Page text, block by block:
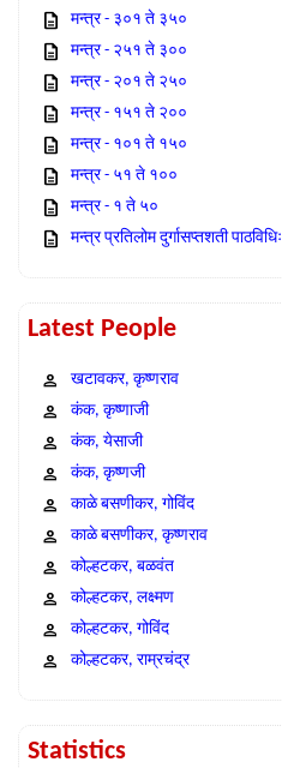
मन्त्र - ३०१ ते ३५०
मन्त्र - २५१ ते ३००
मन्त्र - २०१ ते २५०
मन्त्र - १५१ ते २००
मन्त्र - १०१ ते १५०
मन्त्र - ५१ ते १००
मन्त्र - १ ते ५०
मन्त्र प्रतिलोम दुर्गासप्तशती पाठविधिः
Latest People
खटावकर, कृष्णराव
कंक, कृष्णाजी
कंक, येसाजी
कंक, कृष्णजी
काळे बसणीकर, गोविंद
काळे बसणीकर, कृष्णराव
कोल्हटकर, बळवंत
कोल्हटकर, लक्ष्मण
कोल्हटकर, गोविंद
कोल्हटकर, राम्रचंद्र
Statistics